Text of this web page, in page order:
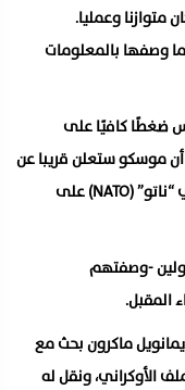
متوازنا وعمليا.
ما وصفها بالمعلومات
ضغطًا كافيًا على
أن موسكو ستعلن قريبا عن
خطواتها إزاء رد واشنطن وحلف شمال الأطلسي “ناتو” (NATO) على
-وصفتهم
المقبل.
ماكرون بحث مع
الأوكراني، ونقل له